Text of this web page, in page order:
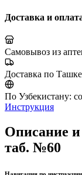
Доставка и
Самовывоз из
Доставка по
По Узбекистану:
Инструкция
Описание
таб. №60